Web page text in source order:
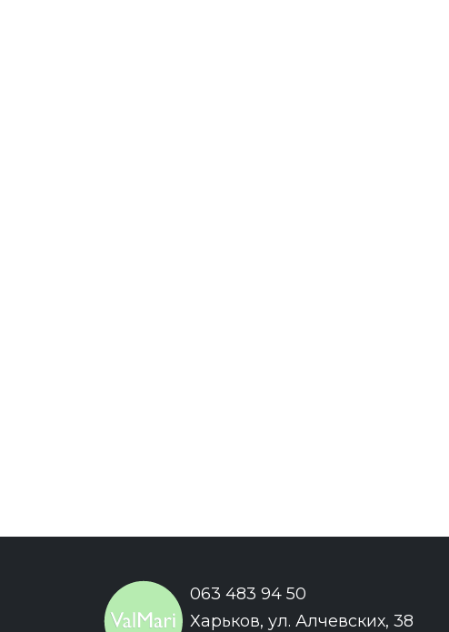
063 483 94 50
Харьков, ул. Алчевских, 38